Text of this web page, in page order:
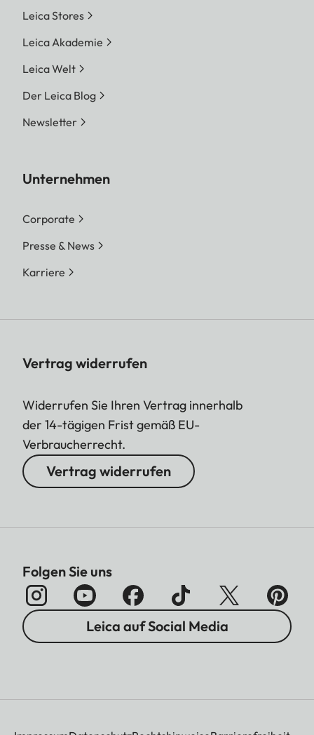
Leica Stores
Leica Akademie
Leica Welt
Der Leica Blog
Newsletter
Unternehmen
Corporate
Presse & News
Karriere
Vertrag widerrufen
Widerrufen Sie Ihren Vertrag innerhalb
der 14-tägigen Frist gemäß EU-
Verbraucherrecht.
Vertrag widerrufen
Folgen Sie uns
Leica auf Social Media